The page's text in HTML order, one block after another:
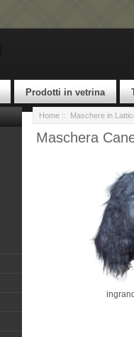
Prodotti in vetrina
Home:: Maschere in
Maschera